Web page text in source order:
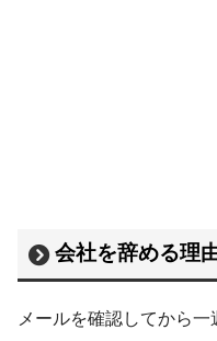
会社を辞める理
メールを確認してから